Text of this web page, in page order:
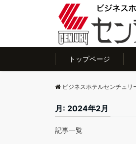
トップページ
ビジネスホテルセンチュ
月: 2024年2月
記事一覧